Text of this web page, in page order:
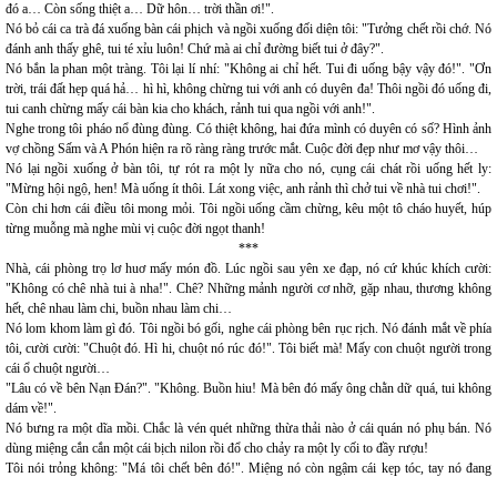
đó a… Còn sống thiệt a… Dữ hôn… trời thần ơi!".
Nó bỏ cái ca trà đá xuống bàn cái phịch và ngồi xuống đối diện tôi: "Tưởng chết rồi chớ. Nó
đánh anh thấy ghê, tui té xỉu luôn! Chứ mà ai chỉ đường biết tui ở đây?".
Nó bắn la phan một tràng. Tôi lại lí nhí: "Không ai chỉ hết. Tui đi uống bậy vậy đó!". "Ơn
trời, trái đất hẹp quá hả… hì hì, không chừng tui với anh có duyên đa! Thôi ngồi đó uống đi,
tui canh chừng mấy cái bàn kia cho khách, rảnh tui qua ngồi với anh!".
Nghe trong tôi pháo nổ đùng đùng. Có thiệt không, hai đứa mình có duyên có số? Hình ảnh
vợ chồng Sấm và A Phón hiện ra rõ ràng ràng trước mắt. Cuộc đời đẹp như mơ vậy thôi…
Nó lại ngồi xuống ở bàn tôi, tự rót ra một ly nữa cho nó, cụng cái chát rồi uống hết ly:
"Mừng hội ngộ, hen! Mà uống ít thôi. Lát xong việc, anh rảnh thì chở tui về nhà tui chơi!".
Còn chi hơn cái điều tôi mong mỏi. Tôi ngồi uống cầm chừng, kêu một tô cháo huyết, húp
từng muỗng mà nghe mùi vị cuộc đời ngọt thanh!
***
Nhà, cái phòng trọ lơ huơ mấy món đồ. Lúc ngồi sau yên xe đạp, nó cứ khúc khích cười:
"Không có chê nhà tui à nha!". Chê? Những mảnh người cơ nhỡ, gặp nhau, thương không
hết, chê nhau làm chi, buồn nhau làm chi…
Nó lom khom làm gì đó. Tôi ngồi bó gối, nghe cái phòng bên rục rịch. Nó đánh mắt về phía
tôi, cười cười: "Chuột đó. Hì hi, chuột nó rúc đó!". Tôi biết mà! Mấy con chuột người trong
cái ổ chuột người…
"Lâu có về bên Nạn Đán?". "Không. Buồn hiu! Mà bên đó mấy ông chằn dữ quá, tui không
dám về!".
Nó bưng ra một dĩa mồi. Chắc là vén quét những thừa thải nào ở cái quán nó phụ bán. Nó
dùng miệng cắn cắn một cái bịch nilon rồi đổ cho chảy ra một ly cối to đầy rượu!
Tôi nói trỏng không: "Má tôi chết bên đó!". Miệng nó còn ngậm cái kẹp tóc, tay nó đang